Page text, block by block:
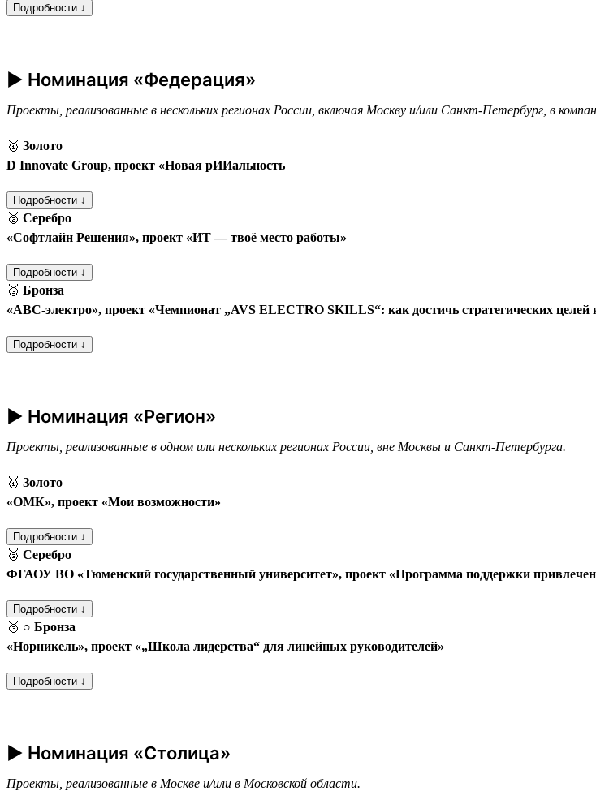
Подробности ↓
► Номинация «Федерация»
Проекты, реализованные в нескольких регионах России, включая Москву и/или Санкт-Петербург, в
🥇 Золото
D Innovate Group, проект «Новая рИИальность
Подробности ↓
🥈 Серебро
«Софтлайн Решения», проект «ИТ — твоё место работы»
Подробности ↓
🥉 Бронза
«АВС-электро», проект «Чемпионат „AVS ELECTRO SKILLS“: как достичь стратегических
Подробности ↓
► Номинация «Регион»
Проекты, реализованные в одном или нескольких регионах России, вне Москвы и Санкт-Петербурга.
🥇 Золото
«ОМК», проект «Мои возможности»
Подробности ↓
🥈 Серебро
ФГАОУ ВО «Тюменский государственный университет», проект «Программа поддержки
Подробности ↓
🥉 ○ Бронза
«Норникель», проект «„Школа лидерства“ для линейных руководителей»
Подробности ↓
► Номинация «Столица»
Проекты, реализованные в Москве и/или в Московской области.